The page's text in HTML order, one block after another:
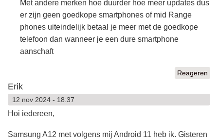
Met andere merken hoe duurder hoe meer updates dus
er zijn geen goedkope smartphones of mid Range
phones uiteindelijk betaal je meer met de goedkope
telefoon dan wanneer je een dure smartphone
aanschaft
Reageren
Erik
12 nov 2024 - 18:37
Hoi iedereen,
Samsung A12 met volgens mij Android 11 heb ik. Gisteren